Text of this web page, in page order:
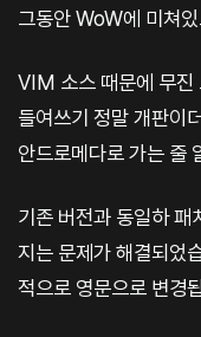
그동안 WoW에 미쳐
VIM 소스 때문에 무진
들여쓰기 정말 개판이
안드로메다로 가는 줄
기존 버전과 동일하
지는 문제가 해결되었
적으로 영문으로 변경